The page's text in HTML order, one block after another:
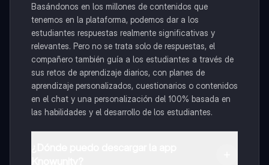
Basándonos en los millones de contenidos que
tenemos en la plataforma, podemos dar a los
estudiantes respuestas realmente significativas y
relevantes. Pero no se trata solo de respuestas, el
compañero también guía a los estudiantes a través de
sus retos de aprendizaje diarios, con planes de
aprendizaje personalizados, cuestionarios o contenidos
en el chat y una personalización del 100% basada en
las habilidades y el desarrollo de los estudiantes.